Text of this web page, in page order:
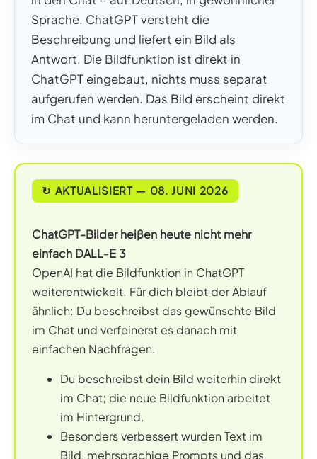
Sprache. ChatGPT versteht die
Beschreibung und liefert ein Bild als
Antwort. Die Bildfunktion ist direkt in
ChatGPT eingebaut, nichts muss separat
aufgerufen werden. Das Bild erscheint direkt
im Chat und kann heruntergeladen werden.
↻ AKTUALISIERT — 08. JUNI 2026
ChatGPT-Bilder heißen heute nicht mehr
einfach DALL‑E 3
OpenAI hat die Bildfunktion in ChatGPT
weiterentwickelt. Für dich bleibt der Ablauf
ähnlich: Du beschreibst das gewünschte Bild
im Chat und verfeinerst es danach mit
einfachen Nachfragen.
Du beschreibst dein Bild weiterhin direkt
im Chat; die neue Bildfunktion arbeitet
im Hintergrund.
Besonders verbessert wurden Text im
Bild, mehrsprachige Prompts und das